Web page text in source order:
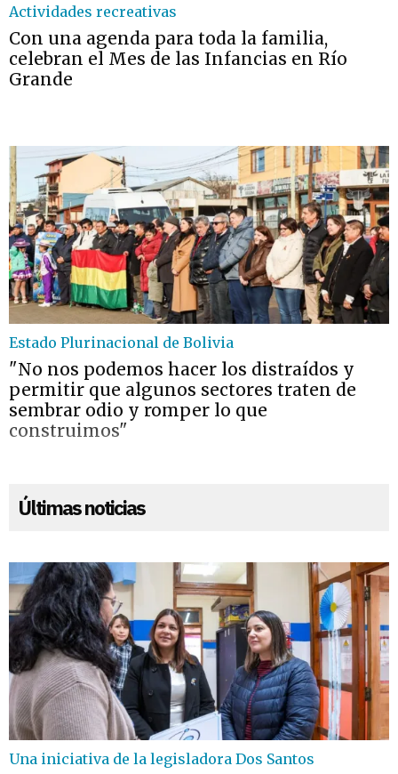
Actividades recreativas
Con una agenda para toda la familia,
celebran el Mes de las Infancias en Río
Grande
Estado Plurinacional de Bolivia
"No nos podemos hacer los distraídos y
permitir que algunos sectores traten de
sembrar odio y romper lo que
construimos"
Últimas noticias
Una iniciativa de la legisladora Dos Santos